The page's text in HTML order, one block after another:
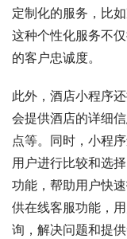
定制化的服务，比
这种个性化服务不
的客户忠诚度。
此外，酒店小程序
会提供酒店的详细
点等。同时，小程
用户进行比较和选
功能，帮助用户快
供在线客服功能，
询，解决问题和提